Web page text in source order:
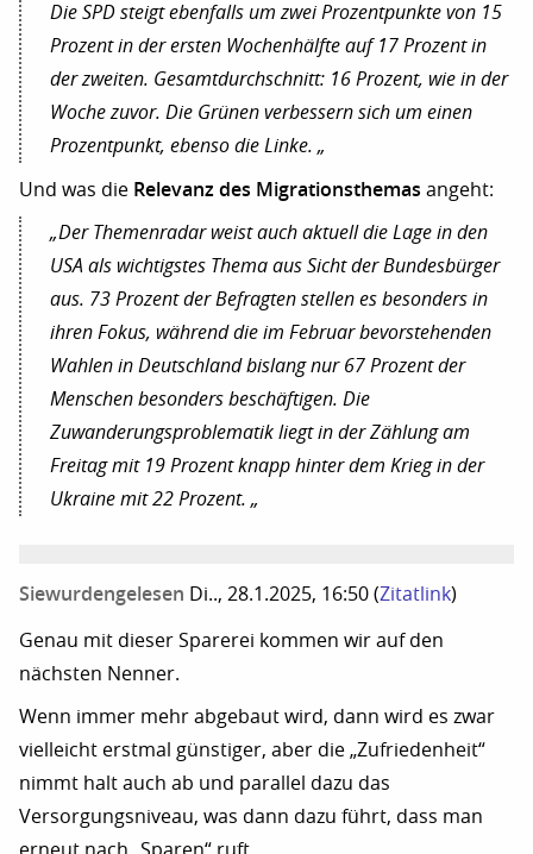
Die SPD steigt ebenfalls um zwei Prozentpunkte von 15
Prozent in der ersten Wochenhälfte auf 17 Prozent in
der zweiten. Gesamtdurchschnitt: 16 Prozent, wie in der
Woche zuvor. Die Grünen verbessern sich um einen
Prozentpunkt, ebenso die Linke. „
Und was die Relevanz des Migrationsthemas angeht:
„Der Themenradar weist auch aktuell die Lage in den
USA als wichtigstes Thema aus Sicht der Bundesbürger
aus. 73 Prozent der Befragten stellen es besonders in
ihren Fokus, während die im Februar bevorstehenden
Wahlen in Deutschland bislang nur 67 Prozent der
Menschen besonders beschäftigen. Die
Zuwanderungsproblematik liegt in der Zählung am
Freitag mit 19 Prozent knapp hinter dem Krieg in der
Ukraine mit 22 Prozent. „
Siewurdengelesen Di.., 28.1.2025, 16:50 (Zitatlink)
Genau mit dieser Sparerei kommen wir auf den
nächsten Nenner.
Wenn immer mehr abgebaut wird, dann wird es zwar
vielleicht erstmal günstiger, aber die „Zufriedenheit“
nimmt halt auch ab und parallel dazu das
Versorgungsniveau, was dann dazu führt, dass man